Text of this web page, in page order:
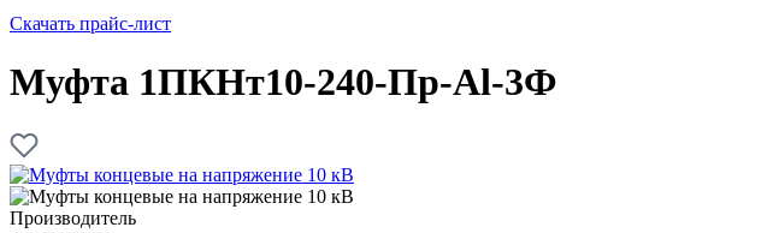
Скачать прайс-лист
Муфта 1ПКНт10-240-Пр-Al-3Ф
Производитель